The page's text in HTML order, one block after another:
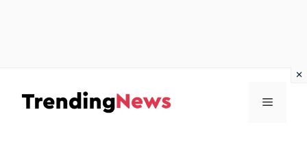
contenuto
Menu